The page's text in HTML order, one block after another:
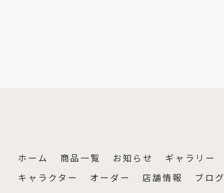
ホーム 商品一覧 お知らせ ギャラリー
キャラクター
オーダー 店舗情報 ブログ